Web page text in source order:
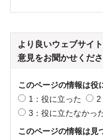
より良いウェブサイ
意見をお聞かせくだ
このページの情報は役
1：役に立った
2
3：役に立たなかっ
このページの情報は見